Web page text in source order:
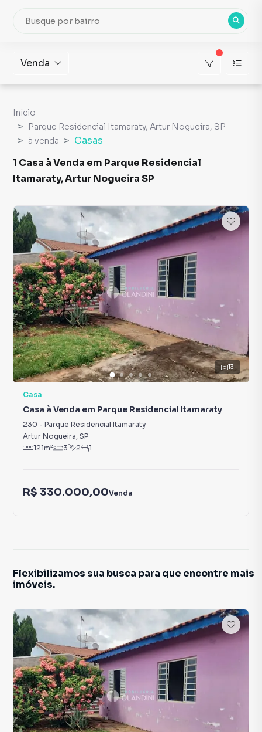
Venda
Início
Parque Residencial Itamaraty, Artur Nogueira, SP
à venda
Casas
1 Casa à Venda em Parque Residencial
Itamaraty, Artur Nogueira SP
13
Casa
Casa à Venda em Parque Residencial Itamaraty
230 - Parque Residencial Itamaraty
Artur Nogueira, SP
121m² 3 2 1
R$ 330.000,00Venda
Flexibilizamos sua busca para que encontre mais
imóveis.